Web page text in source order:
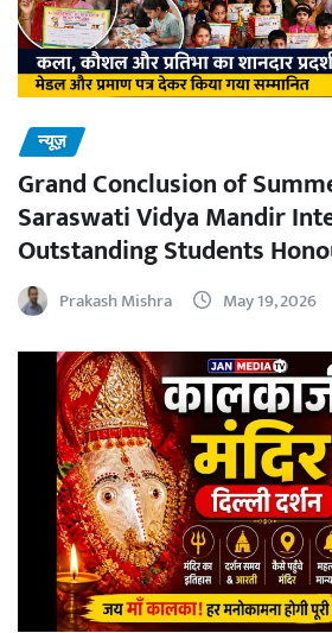
न्यूज़
Grand Conclusion of
Saraswati Vidya Mandir
Outstanding Students
Prakash Mishra May 19, 2026